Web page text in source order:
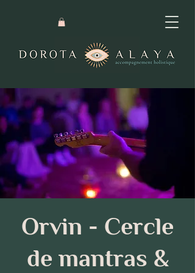
Orvin - Cercle
de mantras &